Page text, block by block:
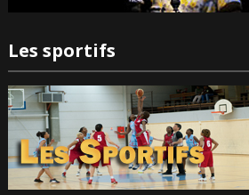
Les sportifs